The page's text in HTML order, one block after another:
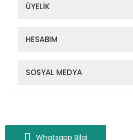
Whatsapp Bilgi
ÜYELİK
HESABIM
SOSYAL MEDYA